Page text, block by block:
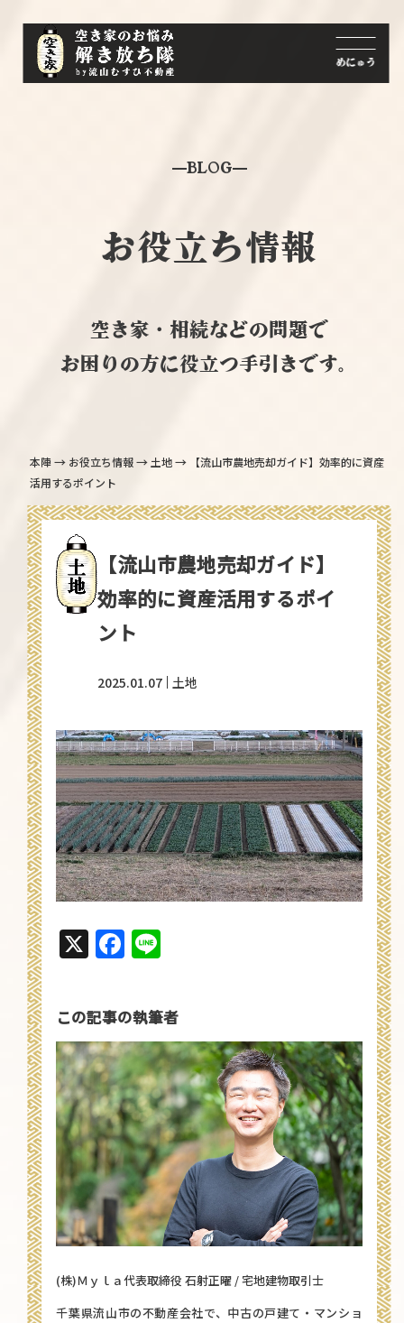
BLOG
お役立ち情報
空き家・相続などの問題で
お困りの方に役立つ手引きです。
本陣→ お役立ち情報→ 土地→
【流山市農地売却ガイド】効率的に資産
活用するポイント
【流山市農地売却ガイド】
効率的に資産活用するポイ
ント
2025.01.07 土地
X Facebook
この記事の執筆者
(株)Ｍｙｌａ代表取締役 石射正曜 / 宅地建物取引士
千葉県流山市の不動産会社で、中古の戸建て・マンショ